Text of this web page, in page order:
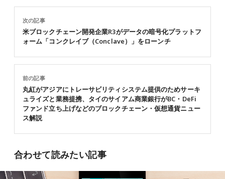
前の記事
丸紅がアジアにトレーサビリティシステム提供のためサーキ
ュライズと業務提携、タイのサイアム商業銀行がBC・DeFi
ファンド立ち上げなどのブロックチェーン・仮想通貨ニュー
ス解説
次の記事
米ブロックチェーン開発企業R3がデータの暗号化プラットフ
ォーム「コンクレイブ（Conclave）」をローンチ
合わせて読みたい記事